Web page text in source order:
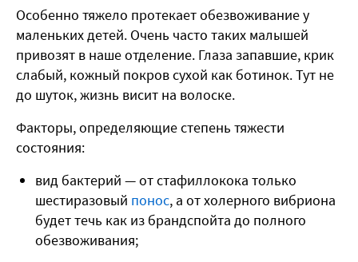
Особенно тяжело протекает обезвоживание у
маленьких детей. Очень часто таких малышей
привозят в наше отделение. Глаза запавшие, крик
слабый, кожный покров сухой как ботинок. Тут не
до шуток, жизнь висит на волоске.
Факторы, определяющие степень тяжести
состояния:
вид бактерий — от стафиллокока только
шестиразовый понос, а от холерного вибриона
будет течь как из брандспойта до полного
обезвоживания;